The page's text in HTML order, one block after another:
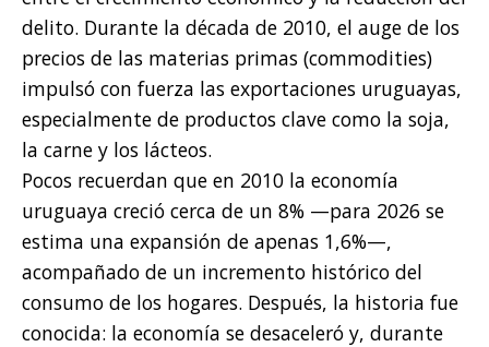
delito. Durante la década de 2010, el auge de los
precios de las materias primas (commodities)
impulsó con fuerza las exportaciones uruguayas,
especialmente de productos clave como la soja,
la carne y los lácteos.
Pocos recuerdan que en 2010 la economía
uruguaya creció cerca de un 8% —para 2026 se
estima una expansión de apenas 1,6%—,
acompañado de un incremento histórico del
consumo de los hogares. Después, la historia fue
conocida: la economía se desaceleró y, durante